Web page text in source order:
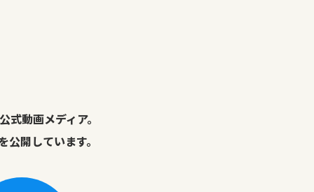
式動画メディア。
開しています。